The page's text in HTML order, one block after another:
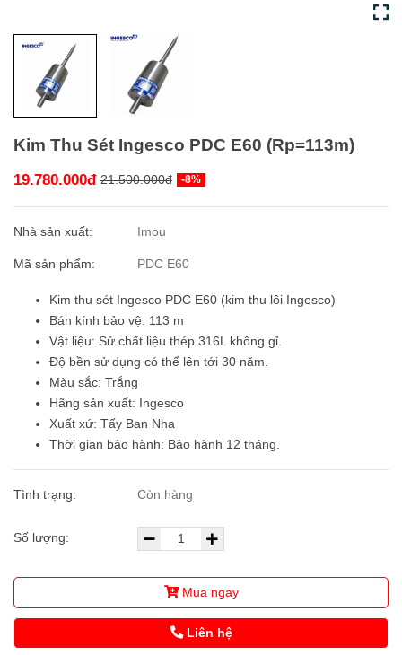
Kim Thu Sét Ingesco PDC E60 (Rp=113m)
19.780.000đ 21.500.000đ -8%
Nhà sản xuất: Imou
Mã sản phẩm: PDC E60
Kim thu sét Ingesco PDC E60 (kim thu lôi Ingesco)
Bán kính bảo vệ: 113 m
Vật liệu: Sử chất liệu thép 316L không gỉ.
Độ bền sử dụng có thể lên tới 30 năm.
Màu sắc: Trắng
Hãng sản xuất: Ingesco
Xuất xứ: Tấy Ban Nha
Thời gian bảo hành: Bảo hành 12 tháng.
Tình trạng: Còn hàng
Số lượng:
Mua ngay
Liên hệ